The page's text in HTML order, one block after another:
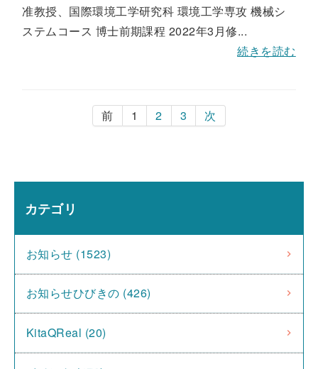
准教授、国際環境工学研究科 環境工学専攻 機械シ
ステムコース 博士前期課程 2022年3月修...
続きを読む
前 1 2 3 次
カテゴリ
お知らせ (1523)
お知らせひびきの (426)
KitaQReal (20)